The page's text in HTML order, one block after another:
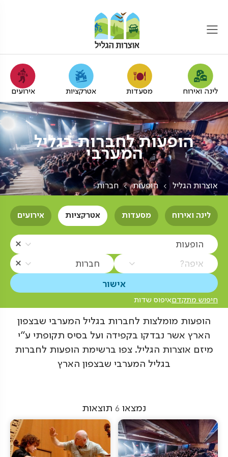
לינה ואירוח מסעדות אטרקציות אירועים
הופעות לחברות בגליל
המערבי
אוצרות הגליל הופעות חברות
לינה ואירוח מסעדות אטרקציות אירועים
הופעות
איפה? חברות
חיפוש מתקדםאיפוס שדות
הופעות מומלצות לחברות בגליל המערבי שבצפון
הארץ אשר נבדקו בקפידה ועל בסיס תקופתי ע"י
מיזם אוצרות הגליל. צפו ברשימת הופעות לחברות
בגליל המערבי שבצפון הארץ
נמצאו 6 תוצאות